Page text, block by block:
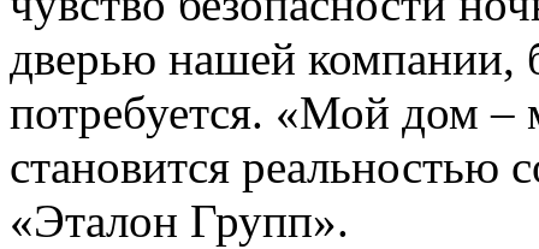
дверью нашей компании,
потребуется. «Мой дом –
становится реальностью
«Эталон Групп».